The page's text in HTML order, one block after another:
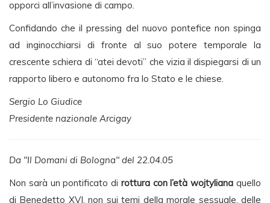
opporci all’invasione di campo.
Confidando che il pressing del nuovo pontefice non spinga
ad inginocchiarsi di fronte al suo potere temporale la
crescente schiera di “atei devoti” che vizia il dispiegarsi di un
rapporto libero e autonomo fra lo Stato e le chiese.
Sergio Lo Giudice
Presidente nazionale Arcigay
Da "Il Domani di Bologna" del 22.04.05
Non sarà un pontificato di rottura con l’età wojtyliana quello
di Benedetto XVI, non sui temi della morale sessuale, delle